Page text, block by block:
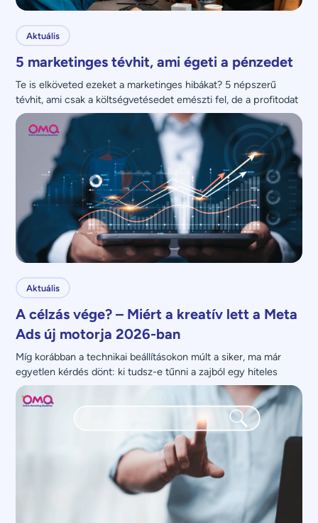
Aktuális
5 marketinges tévhit, ami égeti a pénzedet
Te is elköveted ezeket a marketinges hibákat? 5 népszerű
tévhit, ami csak a költségvetésedet emészti fel, de a profitodat
nem növeli.
Aktuális
A célzás vége? – Miért a kreatív lett a Meta
Ads új motorja 2026-ban
Míg korábban a technikai beállításokon múlt a siker, ma már
egyetlen kérdés dönt: ki tudsz-e tűnni a zajból egy hiteles
üzenettel?